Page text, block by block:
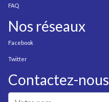
FAQ
Nos réseaux
Facebook
Twitter
Contactez-nous